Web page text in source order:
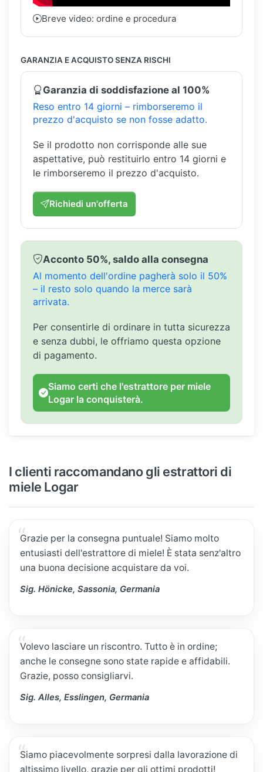
Breve video: ordine e procedura
GARANZIA E ACQUISTO SENZA RISCHI
Garanzia di soddisfazione al 100%
Reso entro 14 giorni – rimborseremo il
prezzo d'acquisto se non fosse adatto.
Se il prodotto non corrisponde alle sue
aspettative, può restituirlo entro 14 giorni e
le rimborseremo il prezzo d'acquisto.
Richiedi un'offerta
Acconto 50%, saldo alla consegna
Al momento dell'ordine pagherà solo il 50%
– il resto solo quando la merce sarà
arrivata.
Per consentirle di ordinare in tutta sicurezza
e senza dubbi, le offriamo questa opzione
di pagamento.
Siamo certi che l'estrattore per miele
Logar la conquisterà.
I clienti raccomandano gli estrattori di
miele Logar
Grazie per la consegna puntuale! Siamo molto
entusiasti dell'estrattore di miele! È stata senz'altro
una buona decisione acquistare da voi.
Sig. Hönicke, Sassonia, Germania
Volevo lasciare un riscontro. Tutto è in ordine;
anche le consegne sono state rapide e affidabili.
Grazie, posso consigliarvi.
Sig. Alles, Esslingen, Germania
Siamo piacevolmente sorpresi dalla lavorazione di
altissimo livello, grazie per gli ottimi prodotti!